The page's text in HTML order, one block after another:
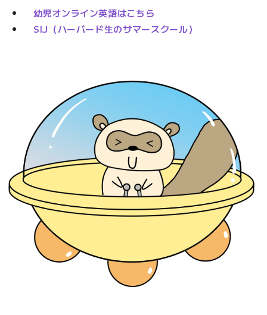
幼児オンライン英語はこちら
SIJ（ハーバード生のサマースクール）